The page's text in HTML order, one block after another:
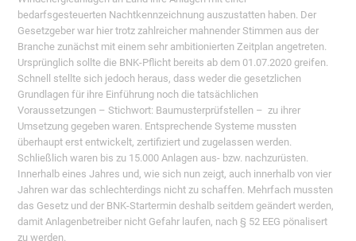
bedarfsgesteuerten Nachtkennzeichnung auszustatten haben. Der
Gesetzgeber war hier trotz zahlreicher mahnender Stimmen aus der
Branche zunächst mit einem sehr ambitionierten Zeitplan angetreten.
Ursprünglich sollte die BNK-Pflicht bereits ab dem 01.07.2020 greifen.
Schnell stellte sich jedoch heraus, dass weder die gesetzlichen
Grundlagen für ihre Einführung noch die tatsächlichen
Voraussetzungen – Stichwort: Baumusterprüfstellen – zu ihrer
Umsetzung gegeben waren. Entsprechende Systeme mussten
überhaupt erst entwickelt, zertifiziert und zugelassen werden.
Schließlich waren bis zu 15.000 Anlagen aus- bzw. nachzurüsten.
Innerhalb eines Jahres und, wie sich nun zeigt, auch innerhalb von vier
Jahren war das schlechterdings nicht zu schaffen. Mehrfach mussten
das Gesetz und der BNK-Startermin deshalb seitdem geändert werden,
damit Anlagenbetreiber nicht Gefahr laufen, nach § 52 EEG pönalisert
zu werden.